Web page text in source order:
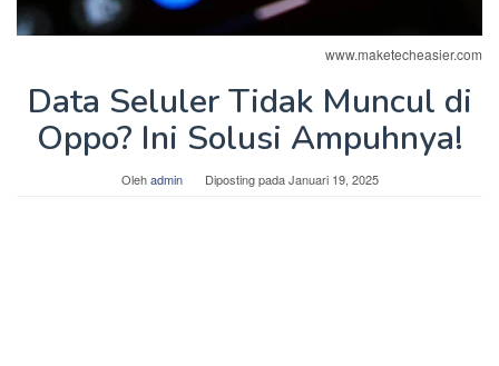
www.maketecheasier.com
Data Seluler Tidak Muncul di
Oppo? Ini Solusi Ampuhnya!
Olehadmin Diposting padaJanuari 19, 2025